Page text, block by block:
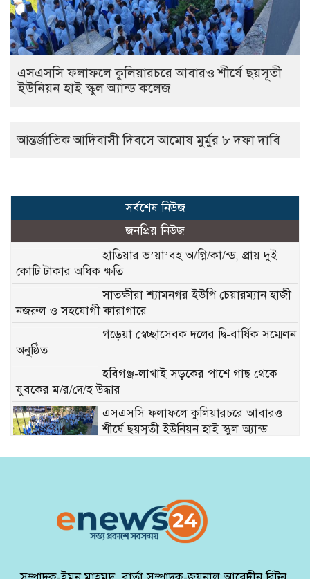
এসএসসি ফলাফলে কুলিয়ারচরে আবারও শীর্ষে ছয়সূতী
ইউনিয়ন হাই স্কুল অ্যান্ড কলেজ
আন্তর্জাতিক আদিবাসী দিবসে আমোষ মুর্মুর ৮ দফা দাবি
সর্বশেষ নিউজ
জনপ্রিয় নিউজ
হাতিয়ার ভ’য়া’বহ অ/গ্নি/কা/ন্ড, প্রায় দুই
কোটি টাকার অধিক ক্ষতি
সাতক্ষীরা শ্যামনগর ইউপি চেয়ারম্যান হাজী
নজরুল ও সহযোগী কারাগারে
গড়েয়া স্বেচ্ছাসেবক দলের দ্বি-বার্ষিক সম্মেলন
অনুষ্ঠিত
হবিগঞ্জ-লাখাই সড়কের পাশে গাছ থেকে
যুবকের ম/র/দে/হ উদ্ধার
এসএসসি ফলাফলে কুলিয়ারচরে আবারও
শীর্ষে ছয়সূতী ইউনিয়ন হাই স্কুল অ্যান্ড
দুর্গাপুরে মাদক ও বাল্যবিবাহকে লাল কার্ড
দেখাল শিক্ষার্থীরা